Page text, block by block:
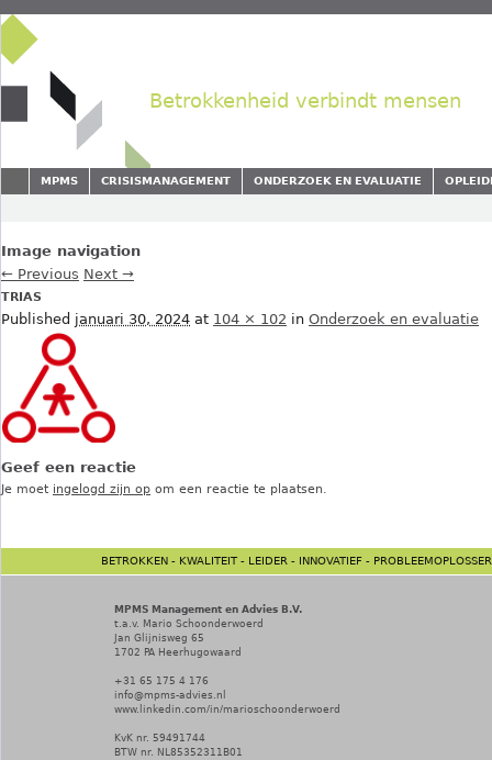
Betrokkenheid verbindt mensen
MPMS CRISISMANAGEMENT ONDERZOEK EN EVALUATIE
Image navigation
← Previous Next →
TRIAS
Published januari 30, 2024 at 104 × 102 in Onderzoek en evaluatie
Geef een reactie
Je moet ingelogd zijn op om een reactie te plaatsen.
BETROKKEN - KWALITEIT - LEIDER - INNOVATIEF -
MPMS Management en Advies B.V.
t.a.v. Mario Schoonderwoerd
Jan Glijnisweg 65
1702 PA Heerhugowaard
+31 65 175 4 176
info@mpms-advies.nl
www.linkedin.com/in/marioschoonderwoerd
KvK nr. 59491744
BTW nr. NL85352311B01